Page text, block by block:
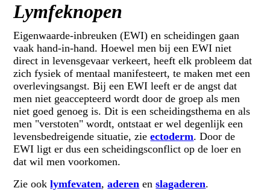
Lymfeknopen
Eigenwaarde-inbreuken (EWI) en scheidingen gaan
vaak hand-in-hand. Hoewel men bij een EWI niet
direct in levensgevaar verkeert, heeft elk probleem dat
zich fysiek of mentaal manifesteert, te maken met een
overlevingsangst. Bij een EWI leeft er de angst dat
men niet geaccepteerd wordt door de groep als men
niet goed genoeg is. Dit is een scheidingsthema en als
men "verstoten" wordt, ontstaat er wel degenlijk een
levensbedreigende situatie, zieectoderm. Door de
EWI ligt er dus een scheidingsconflict op de loer en
dat wil men voorkomen.
Zie ooklymfevaten,aderen enslagaderen.